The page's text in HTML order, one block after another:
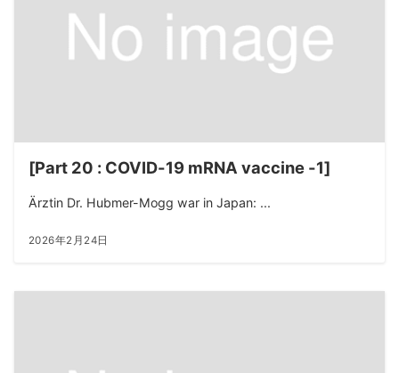
[Part 20 : COVID-19 mRNA vaccine -1]
Ärztin Dr. Hubmer-Mogg war in Japan: ...
2026年2月24日